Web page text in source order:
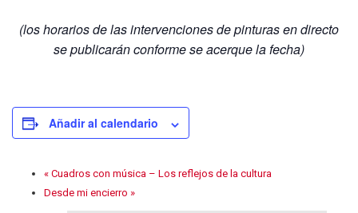
(los horarios de las intervenciones de pinturas en directo
se publicarán conforme se acerque la fecha)
Añadir al calendario
« Cuadros con música – Los reflejos de la cultura
Desde mi encierro »